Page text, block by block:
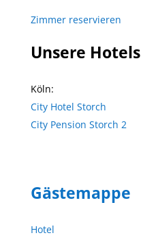
Zimmer reservieren
Unsere Hotels
Köln:
City Hotel Storch
City Pension Storch 2
Gästemappe
Hotel